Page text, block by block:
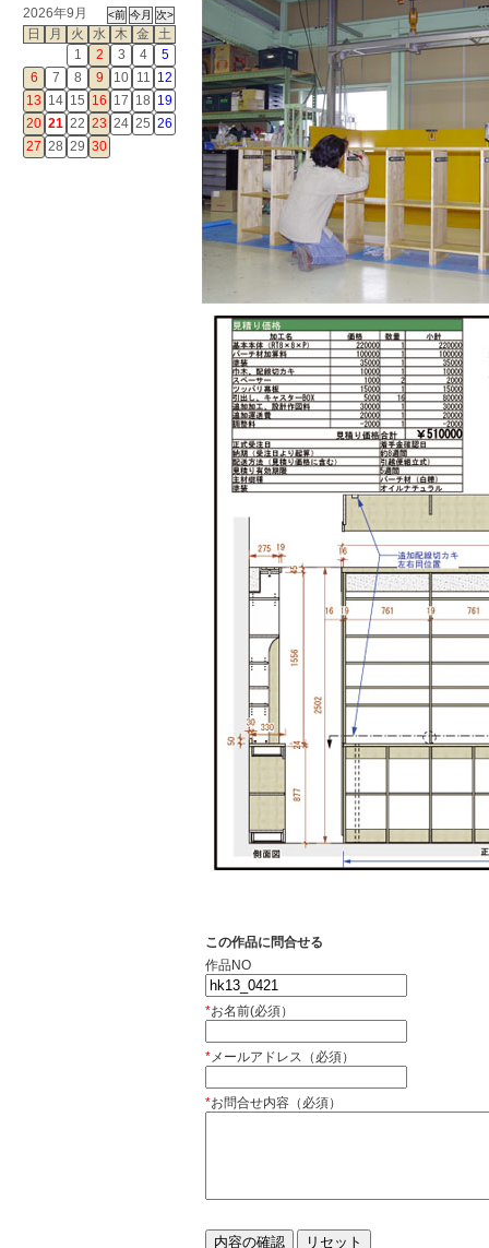
2026年9月
日
月 火 水 木 金
土
1
2 3 4
5
6
7 8 9 10 11 12
13 14 15 16 17 18 19
20 21 22 23 24 25 26
27 28 29 30
この作品に問合せる
作品NO
*お名前(必須）
*メールアドレス（必須）
*お問合せ内容（必須）